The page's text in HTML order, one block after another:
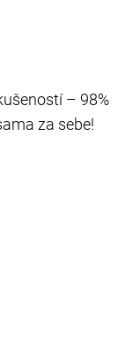
– 98%
za sebe!